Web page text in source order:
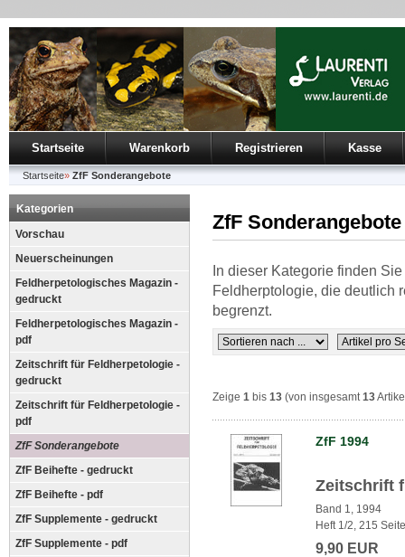
Startseite Warenkorb Registrieren Kasse
Startseite» ZfF Sonderangebote
Kategorien
Vorschau
Neuerscheinungen
Feldherpetologisches Magazin -
gedruckt
Feldherpetologisches Magazin -
pdf
Zeitschrift für Feldherpetologie -
gedruckt
Zeitschrift für Feldherpetologie -
pdf
ZfF Sonderangebote
ZfF Beihefte - gedruckt
ZfF Beihefte - pdf
ZfF Supplemente - gedruckt
ZfF Supplemente - pdf
ZfF Sonderangebote
In dieser Kategorie finden
Feldherptologie, die deutlich
begrenzt.
Zeige 1 bis 13 (von insgesamt13
ZfF 1994
Zeitschrift
Band 1, 1994
Heft 1/2, 215
9,90 EUR